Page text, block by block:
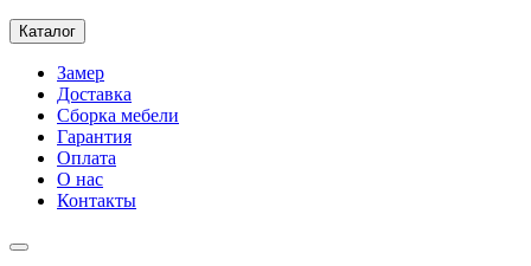
Каталог
Замер
Доставка
Сборка мебели
Гарантия
Оплата
О нас
Контакты